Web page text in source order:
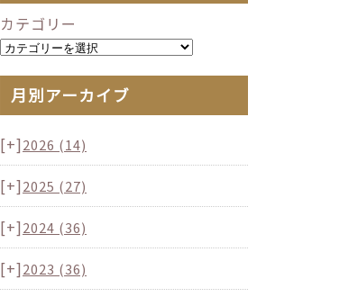
カテゴリー
月別アーカイブ
[+]2026 (14)
[+]2025 (27)
[+]2024 (36)
[+]2023 (36)